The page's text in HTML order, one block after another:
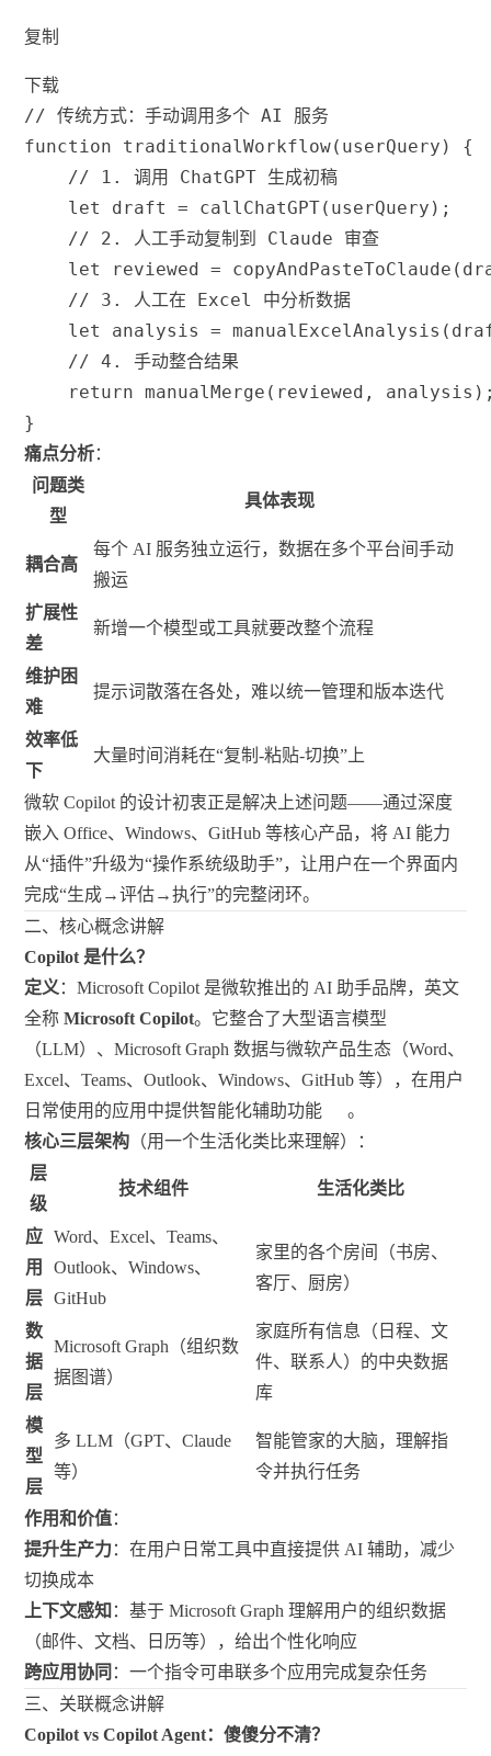
复制
下载
// 传统方式：手动调用多个 AI 服务
function
traditionalWorkflow( userQuery )
{
// 1. 调用 ChatGPT 生成初稿
let
draft = callChatGPT( userQuery ) ;
// 2. 人工手动复制到 Claude 审查
let
reviewed = copyAndPasteToClaude (
// 3. 人工在 Excel 中分析数据
let
analysis = manualExcelAnalysis (
// 4. 手动整合结果
return
manualMerge ( reviewed , analysis )
}
痛点分析：
问题类
型
具体表现
耦合高
每个 AI 服务独立运行，数据在多个平台间手动
搬运
扩展性
差
新增一个模型或工具就要改整个流程
维护困
难
提示词散落在各处，难以统一管理和版本迭代
效率低
下
大量时间消耗在“复制-粘贴-切换”上
微软 Copilot 的设计初衷正是解决上述问题——通过深度
嵌入 Office、Windows、GitHub 等核心产品，将 AI 能力
从“插件”升级为“操作系统级助手”，让用户在一个界面内
完成“生成→评估→执行”的完整闭环。
二、核心概念讲解
Copilot 是什么？
定义：Microsoft Copilot 是微软推出的 AI 助手品牌，英文
全称Microsoft Copilot。它整合了大型语言模型
（LLM）、Microsoft Graph 数据与微软产品生态（Word、
Excel、Teams、Outlook、Windows、GitHub 等），在用户
日常使用的应用中提供智能化辅助功能
。
核心三层架构 （用一个生活化类比来理解）：
层
级
技术组件 生活化类比
应
用
层
Word、Excel、Teams、
Outlook、Windows、
GitHub
家里的各个房间（书房、
客厅、厨房）
数
据
层
Microsoft Graph（组织数
据图谱）
家庭所有信息（日程、文
件、联系人）的中央数据
库
模
型
层
多 LLM（GPT、Claude
等）
智能管家的大脑，理解指
令并执行任务
作用和价值：
提升生产力：在用户日常工具中直接提供 AI 辅助，减少
切换成本
上下文感知 ：基于 Microsoft Graph 理解用户的组织数据
（邮件、文档、日历等），给出个性化响应
跨应用协同 ：一个指令可串联多个应用完成复杂任务
三、关联概念讲解
Copilot vs Copilot Agent：傻傻分不清？